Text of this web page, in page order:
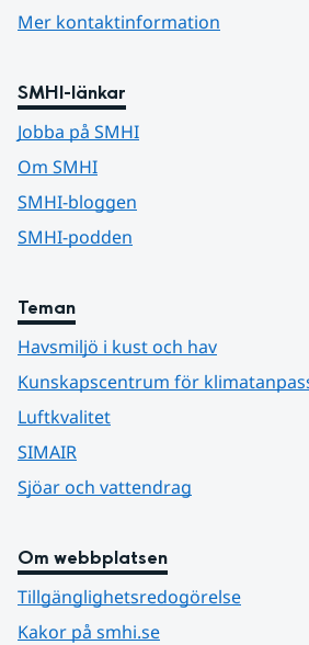
Mer kontaktinformation
SMHI-länkar
Jobba på SMHI
Om SMHI
SMHI-bloggen
SMHI-podden
Teman
Havsmiljö i kust och hav
Kunskapscentrum för
Luftkvalitet
SIMAIR
Sjöar och vattendrag
Om webbplatsen
Tillgänglighetsredogörelse
Kakor på smhi.se